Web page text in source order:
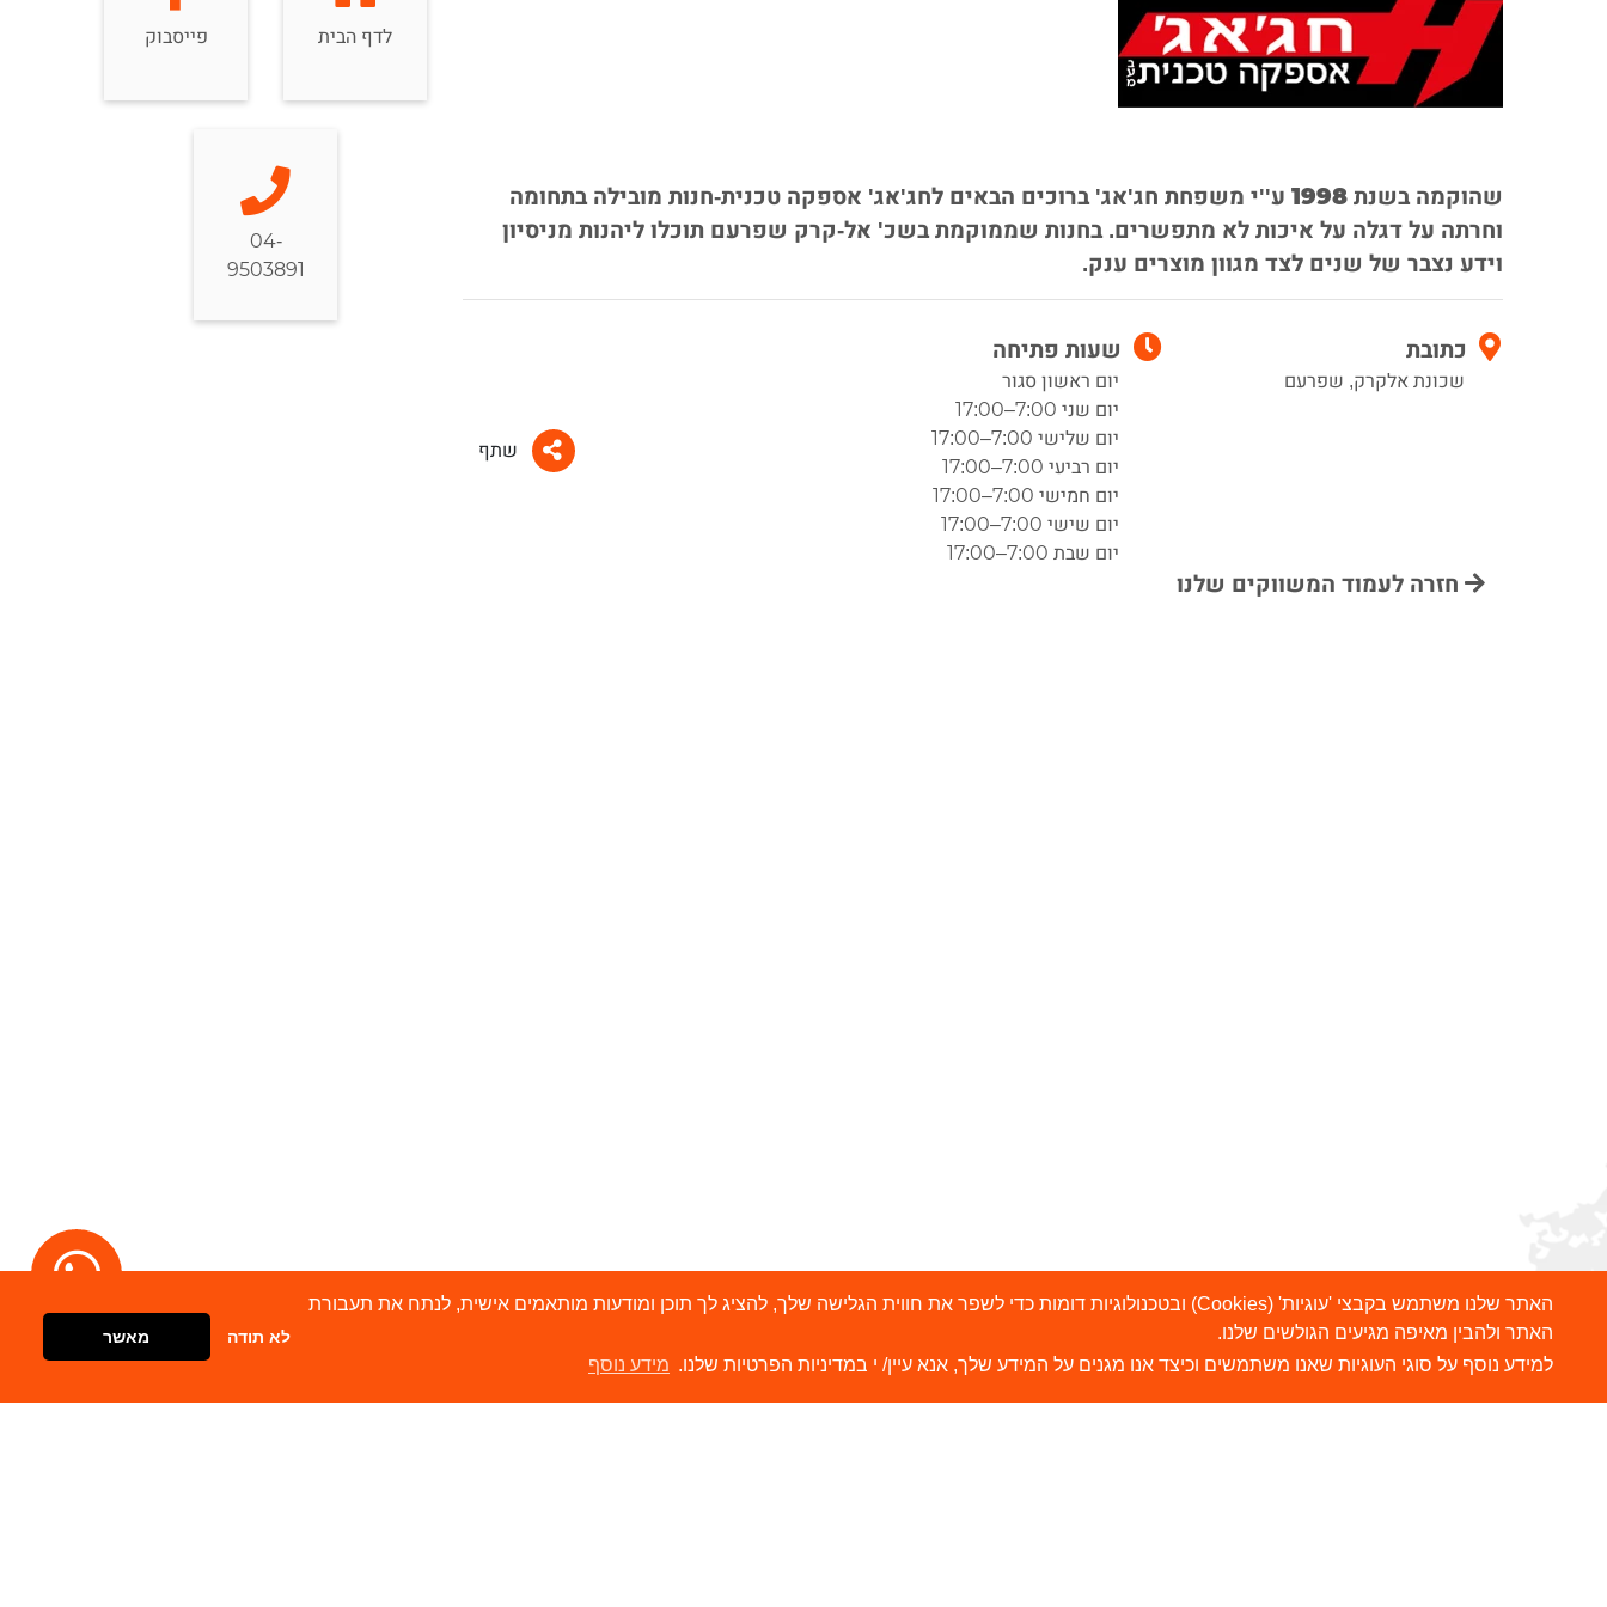
האתר שלנו משתמש בקבצי 'עוגיות' (Cookies) ובטכנולוגיות דומות כדי לשפר את חווית הגלישה שלך, להציג לך תוכן ומודעות מותאמים אישית, לנתח את תעבורת
האתר ולהבין מאיפה מגיעים הגולשים שלנו.
למידע נוסף על סוגי העוגיות שאנו משתמשים וכיצד אנו מגנים על המידע שלך, אנא עיין/ י במדיניות הפרטיות שלנו. מידע נוסף
לא תודה מאשר
שהוקמה בשנת 1998 ע''י משפחת חג'אג' ברוכים הבאים לחג'אג' אספקה טכנית-חנות מובילה בתחומה
וחרתה על דגלה על איכות לא מתפשרים. בחנות שממוקמת בשכ' אל-קרק שפרעם תוכלו ליהנות מניסיון
וידע נצבר של שנים לצד מגוון מוצרים ענק.
כתובת
שכונת אלקרק, שפרעם
שעות פתיחה
יום ראשון סגור
יום שני 7:00–17:00
יום שלישי 7:00–17:00
יום רביעי 7:00–17:00
יום חמישי 7:00–17:00
יום שישי 7:00–17:00
יום שבת 7:00–17:00
שתף
לדף הבית פייסבוק
04-
9503891
חזרה לעמוד המשווקים שלנו
דברו איתנו